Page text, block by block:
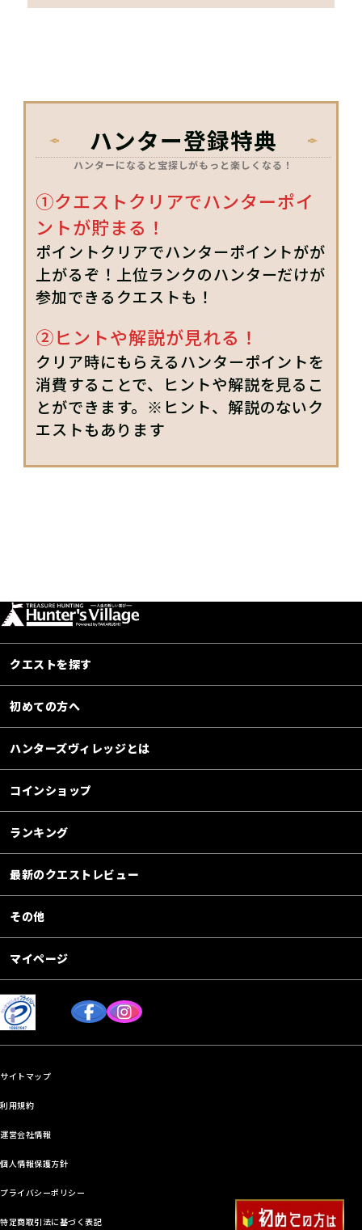
ハンター登録特典
ハンターになると宝探しがもっと楽しくなる！
①クエストクリアでハンターポイ
ントが貯まる！
ポイントクリアでハンターポイントがが
上がるぞ！上位ランクのハンターだけが
参加できるクエストも！
②ヒントや解説が見れる！
クリア時にもらえるハンターポイントを
消費することで、ヒントや解説を見るこ
とができます。※ヒント、解説のないク
エストもあります
クエストを探す
初めての方へ
ハンターズヴィレッジとは
コインショップ
ランキング
最新のクエストレビュー
その他
マイページ
サイトマップ
利用規約
運営会社情報
個人情報保護方針
プライバシーポリシー
特定商取引法に基づく表記